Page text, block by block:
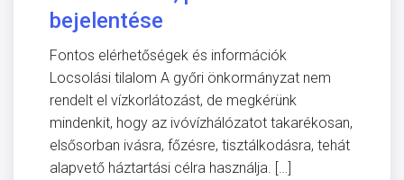
bejelentése
Fontos elérhetőségek és információk
Locsolási tilalom A győri önkormányzat nem
rendelt el vízkorlátozást, de megkérünk
mindenkit, hogy az ivóvízhálózatot takarékosan,
elsősorban ivásra, főzésre, tisztálkodásra, tehát
alapvető háztartási célra használja. […]